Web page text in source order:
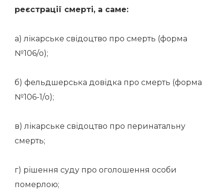
реєстрації смерті, а саме:
а) лікарське свідоцтво про смерть (форма
№106/о);
б) фельдшерська довідка про смерть (форма
№106-1/о);
в) лікарське свідоцтво про перинатальну
смерть;
г) рішення суду про оголошення особи
померлою;